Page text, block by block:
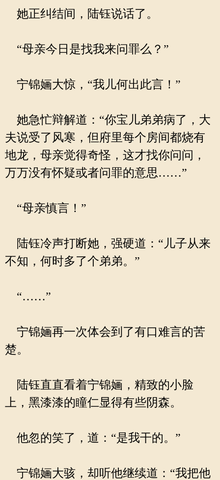
她正纠结间，陆钰说话了。
“母亲今日是找我来问罪么？”
宁锦婳大惊，“我儿何出此言！”
她急忙辩解道：“你宝儿弟弟病了，大
夫说受了风寒，但府里每个房间都烧有
地龙，母亲觉得奇怪，这才找你问问，
万万没有怀疑或者问罪的意思……”
“母亲慎言！”
陆钰冷声打断她，强硬道：“儿子从来
不知，何时多了个弟弟。”
“……”
宁锦婳再一次体会到了有口难言的苦
楚。
陆钰直直看着宁锦婳，精致的小脸
上，黑漆漆的瞳仁显得有些阴森。
他忽的笑了，道：“是我干的。”
宁锦婳大骇，却听他继续道：“我把他